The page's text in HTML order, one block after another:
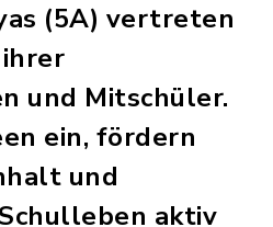
(5A) vertreten
und Mitschüler.
ein, fördern
und
aktiv